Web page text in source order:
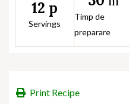
12 p
Servings
Timp de
preparare
Print Recipe